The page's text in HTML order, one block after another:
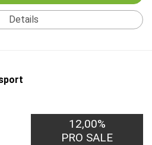
Details
12,00%
PRO SALE